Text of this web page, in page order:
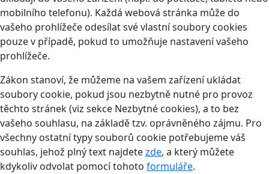
mobilního telefonu). Každá webová stránka může do
vašeho prohlížeče odesílat své vlastní soubory cookies
pouze v případě, pokud to umožňuje nastavení vašeho
prohlížeče.
Zákon stanoví, že můžeme na vašem zařízení ukládat
soubory cookie, pokud jsou nezbytně nutné pro provoz
těchto stránek (viz sekce Nezbytné cookies), a to bez
vašeho souhlasu, na základě tzv. oprávněného zájmu. Pro
všechny ostatní typy souborů cookie potřebujeme váš
souhlas, jehož plný text najdetezde, a který můžete
kdykoliv odvolat pomocí tohoto formuláře.